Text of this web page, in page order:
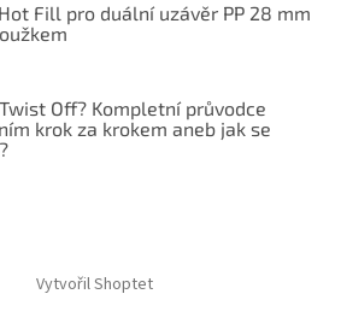
Fill pro duální uzávěr PP 28 mm
Off? Kompletní průvodce
krok za krokem aneb jak se
Vytvořil Shoptet